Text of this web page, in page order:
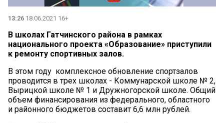
13:26 18.06.2021 16+
В школах Гатчинского района в рамках
национального проекта «Образование» приступили
к ремонту спортивных залов.
В этом году комплексное обновление спортзалов
проводится в трех школах - Коммунарской школе № 2,
Вырицкой школе № 1 и Дружногорской школе. Общий
объем финансирования из федерального, областного
и районного бюджетов составит 6,6 млн рублей.